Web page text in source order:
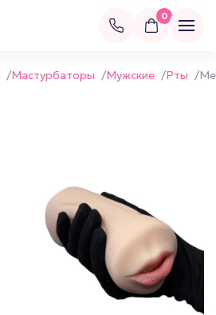
0
/Мастурбаторы /Мужские /Рты /